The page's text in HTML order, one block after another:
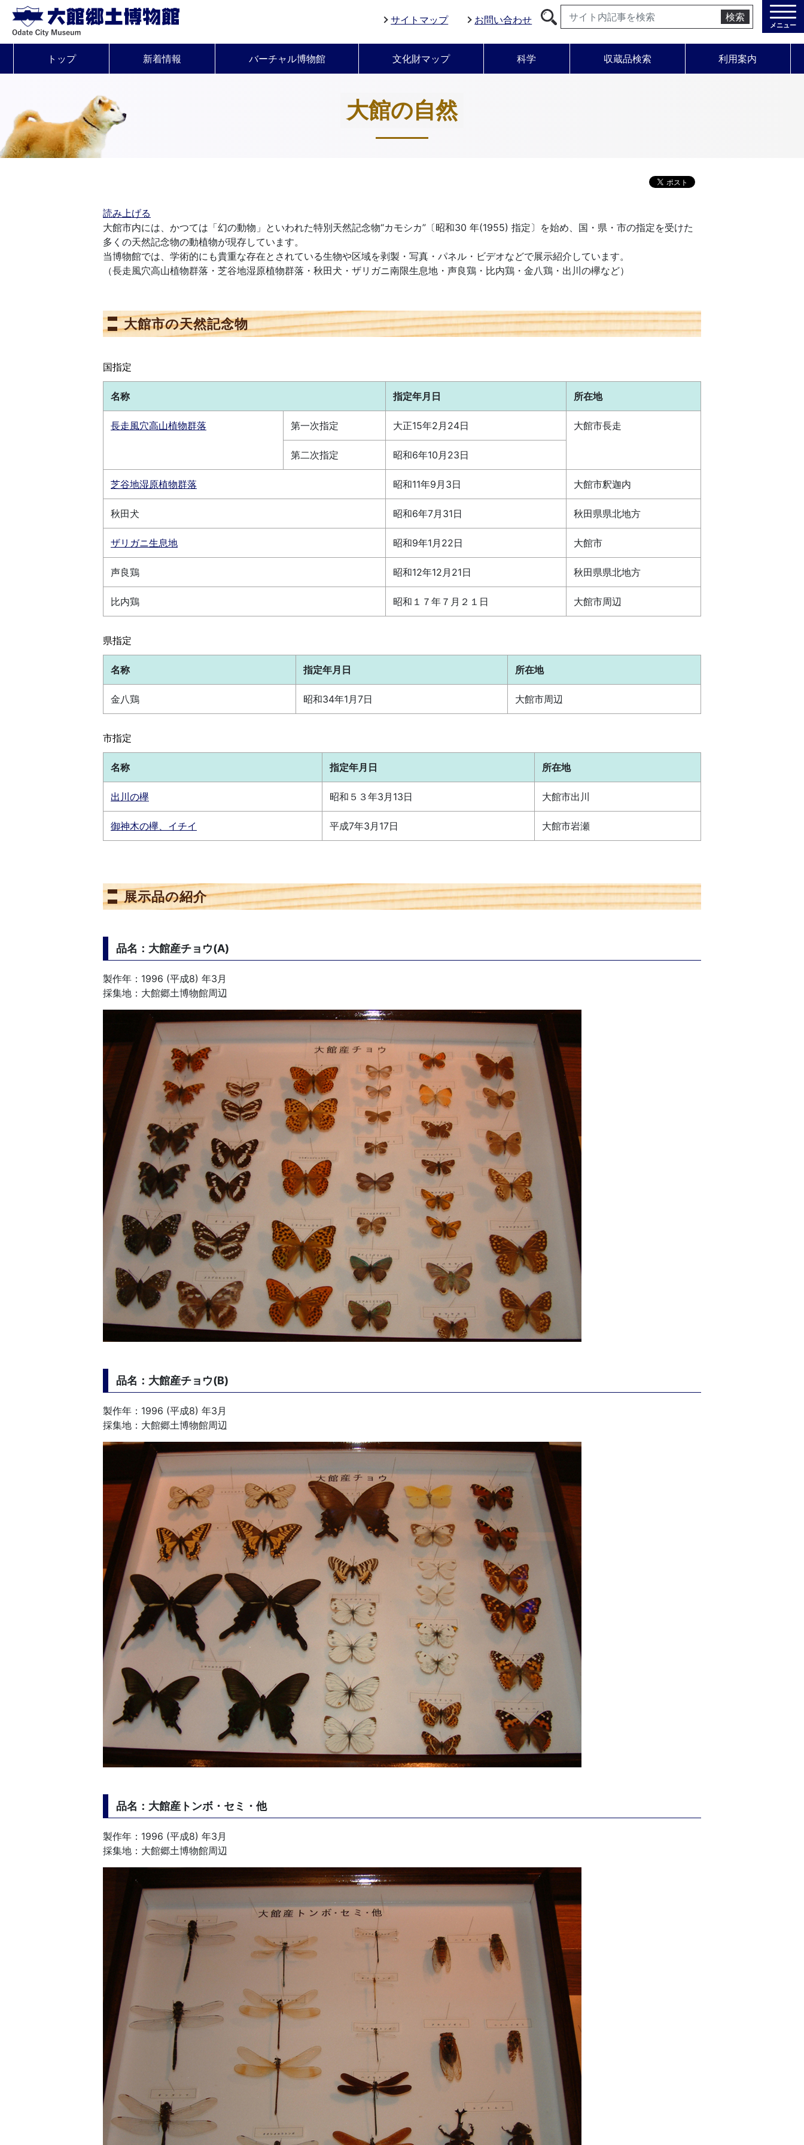
サイトマップ お問い合わせ 検索
メニュー
トップ 新着情報 バーチャル博物館 文化財マップ 科学 収蔵品検索 利用案内
大館の自然
読み上げる
大館市内には、かつては「幻の動物」といわれた特別天然記念物“カモシカ”〔昭和30 年(1955) 指定〕を始め、国・県・市の指定を受けた
多くの天然記念物の動植物が現存しています。
当博物館では、学術的にも貴重な存在とされている生物や区域を剥製・写真・パネル・ビデオなどで展示紹介しています。
（長走風穴高山植物群落・芝谷地湿原植物群落・秋田犬・ザリガニ南限生息地・声良鶏・比内鶏・金八鶏・出川の欅など）
大館市の天然記念物
国指定
名称 指定年月日 所在地
長走風穴高山植物群落 第一次指定 大正15年2月24日 大館市長走
第二次指定 昭和6年10月23日
芝谷地湿原植物群落 昭和11年9月3日 大館市釈迦内
秋田犬 昭和6年7月31日 秋田県県北地方
ザリガニ生息地 昭和9年1月22日 大館市
声良鶏 昭和12年12月21日 秋田県県北地方
比内鶏 昭和１７年７月２１日 大館市周辺
県指定
名称 指定年月日 所在地
金八鶏 昭和34年1月7日 大館市周辺
市指定
名称 指定年月日 所在地
出川の欅 昭和５３年3月13日 大館市出川
御神木の欅、イチイ 平成7年3月17日 大館市岩瀬
展示品の紹介
品名：大館産チョウ(A)
製作年：1996 (平成8) 年3月
採集地：大館郷土博物館周辺
品名：大館産チョウ(B)
製作年：1996 (平成8) 年3月
採集地：大館郷土博物館周辺
品名：大館産トンボ・セミ・他
製作年：1996 (平成8) 年3月
採集地：大館郷土博物館周辺